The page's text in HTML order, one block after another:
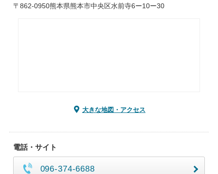
〒862-0950熊本県熊本市中央区水前寺6ー10ー30
大きな地図・アクセス
電話・サイト
096-374-6688